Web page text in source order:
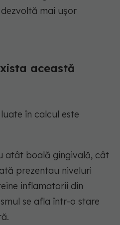
mai ușor
această
în calcul este
atât boală gingivală, cât
prezentau niveluri
inflamatorii din
se afla într-o stare